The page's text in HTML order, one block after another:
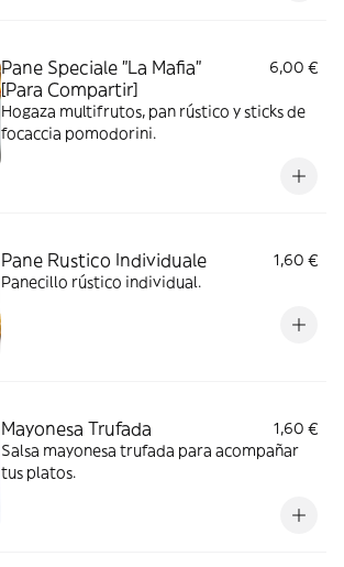
Pane Speciale "La Mafia"
[Para Compartir]
6,00 €
Hogaza multifrutos, pan rústico y sticks de
focaccia pomodorini.
Pane Rustico Individuale
1,60 €
Panecillo rústico individual.
Mayonesa Trufada
1,60 €
Salsa mayonesa trufada para acompañar
tus platos.